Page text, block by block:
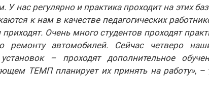
нас регулярно и практика проходит на этих
к нам в качестве педагогических
Очень много студентов проходят
ремонту автомобилей. Сейчас четверо
– проходят дополнительное
ТЕМП планирует их принять на работу», –